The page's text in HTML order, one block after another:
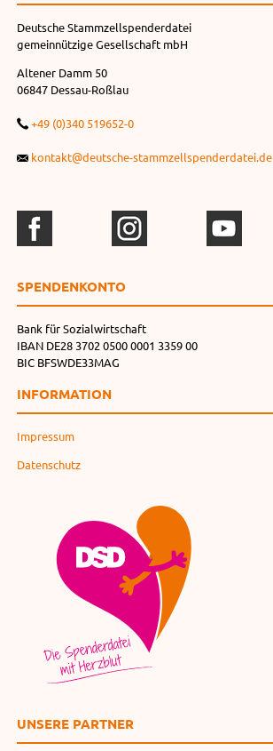
Deutsche Stammzellspenderdatei
gemeinnützige Gesellschaft mbH
Altener Damm 50
06847 Dessau-Roßlau
+49 (0)340 519652-0
kontakt@deutsche-stammzellspenderdatei.de
SPENDEN­KONTO
Bank für Sozialwirtschaft
IBAN DE28 3702 0500 0001 3359 00
BIC BFSWDE33MAG
INFORMATION
Impressum
Datenschutz
UNSERE PARTNER